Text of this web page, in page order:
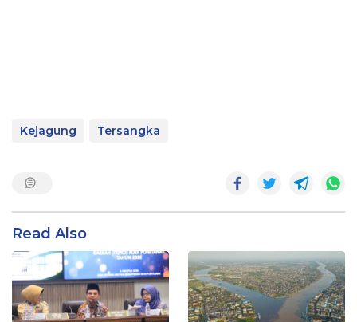
Kejagung Tersangka
Read Also